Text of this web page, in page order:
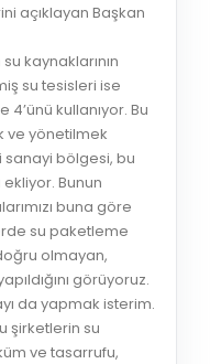
açıklayan Başkan
kaynaklarının
su tesisleri ise
kullanıyor. Bu
ve yönetilmek
sanayi bölgesi, bu
Bunun
buna göre
su paketleme
olmayan,
görüyoruz.
da yapmak isterim.
şirketlerin su
ve tasarrufu,